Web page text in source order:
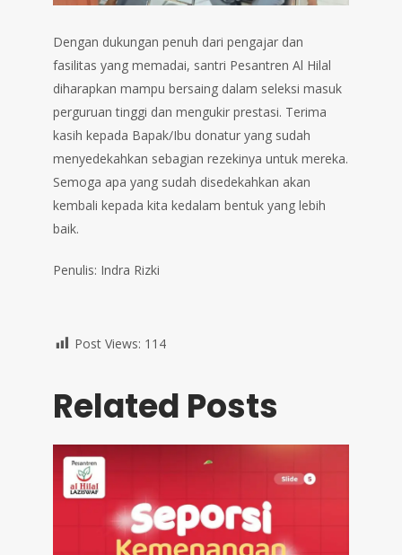
Dengan dukungan penuh dari pengajar dan
fasilitas yang memadai, santri Pesantren Al Hilal
diharapkan mampu bersaing dalam seleksi masuk
perguruan tinggi dan mengukir prestasi. Terima
kasih kepada Bapak/Ibu donatur yang sudah
menyedekahkan sebagian rezekinya untuk mereka.
Semoga apa yang sudah disedekahkan akan
kembali kepada kita kedalam bentuk yang lebih
baik.
Penulis: Indra Rizki
Post Views: 114
Related Posts